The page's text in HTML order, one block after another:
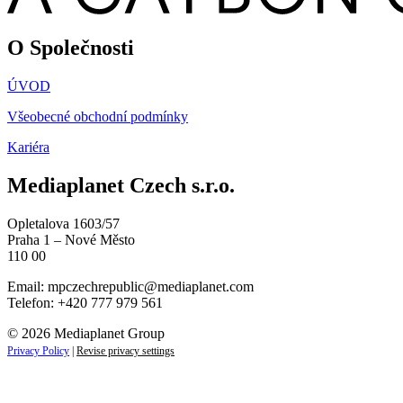
O Společnosti
ÚVOD
Všeobecné obchodní podmínky
Kariéra
Mediaplanet Czech s.r.o.
Opletalova 1603/57
Praha 1 – Nové Město
110 00
Email: mpczechrepublic@mediaplanet.com
Telefon: +420 777 979 561
© 2026 Mediaplanet Group
Privacy Policy | Revise privacy settings